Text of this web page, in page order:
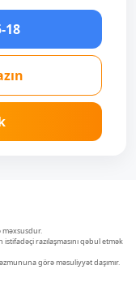
18
məxsusdur.
razılaşmasını qəbul etmək
görə məsuliyyət daşımır.